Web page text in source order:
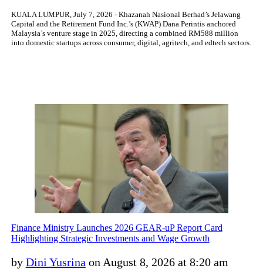
KUALA LUMPUR, July 7, 2026 - Khazanah Nasional Berhad’s Jelawang
Capital and the Retirement Fund Inc.’s (KWAP) Dana Perintis anchored
Malaysia’s venture stage in 2025, directing a combined RM588 million
into domestic startups across consumer, digital, agritech, and edtech sectors.
Finance Ministry Launches 2026 GEAR-uP Report Card
Highlighting Strategic Investments and Wage Growth
by Dini Yusrina on August 8, 2026 at 8:20 am